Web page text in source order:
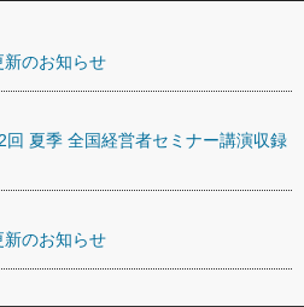
のお知らせ
回 夏季 全国経営者セミナー講演収録
のお知らせ